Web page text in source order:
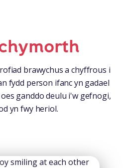
brawychus a chyffrous i
fydd person ifanc yn gadael
ganddo deulu i'w gefnogi,
yn fwy heriol.